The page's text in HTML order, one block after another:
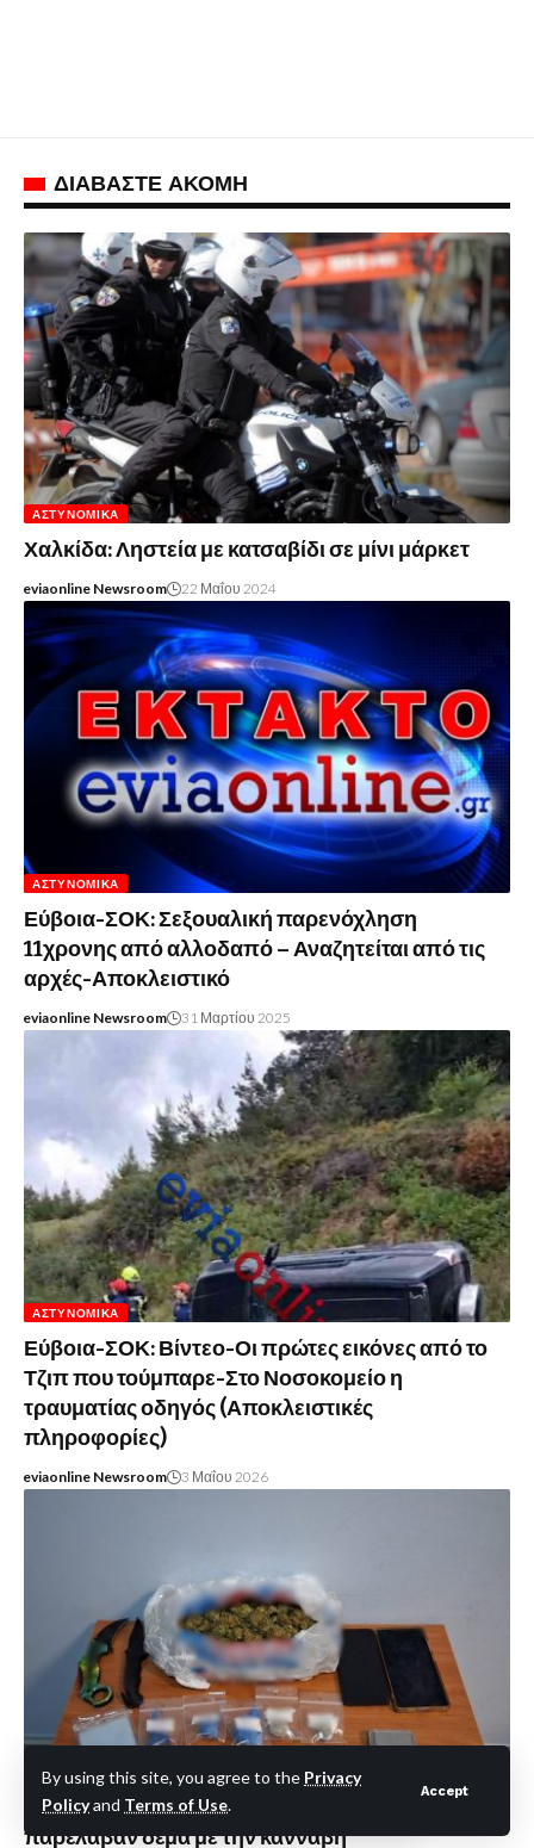
By using this site, you agree to the Privacy
Policyand Terms of Use.
Accept
ΔΙΑΒΑΣΤΕ ΑΚΟΜΗ
ΑΣΤΥΝΟΜΙΚΆ
Χαλκίδα: Ληστεία με κατσαβίδι σε μίνι μάρκετ
eviaonline Newsroom 22 Μαΐου 2024
ΑΣΤΥΝΟΜΙΚΆ
Εύβοια-ΣΟΚ: Σεξουαλική παρενόχληση
11χρονης από αλλοδαπό – Αναζητείται από τις
αρχές-Αποκλειστικό
eviaonline Newsroom 31 Μαρτίου 2025
ΑΣΤΥΝΟΜΙΚΆ
Εύβοια-ΣΟΚ: Βίντεο-Οι πρώτες εικόνες από το
Τζιπ που τούμπαρε-Στο Νοσοκομείο η
τραυματίας οδηγός (Αποκλειστικές
πληροφορίες)
eviaonline Newsroom 3 Μαΐου 2026
ΑΣΤΥΝΟΜΙΚΆ
Χαλκίδα: Χειροπέδες σε δύο άτομα μόλις
παρέλαβαν δέμα με την κάνναβη